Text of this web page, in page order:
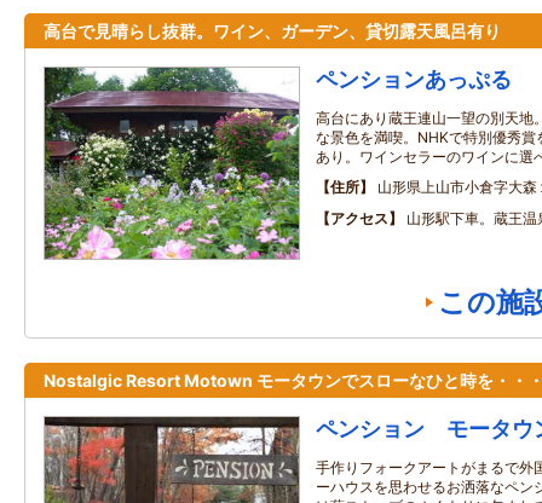
高台で見晴らし抜群。ワイン、ガーデン、貸切露天風呂有り
ペンションあっぷる
高台にあり蔵王連山一望の別天地
な景色を満喫。NHKで特別優秀
あり。ワインセラーのワインに選
住所
山形県上山市小倉字大森
アクセス
山形駅下車。蔵王
この施
Nostalgic Resort Motown モータウンでスローなひと時を・・
ペンション モータウ
手作りフォークアートがまるで外
ーハウスを思わせるお洒落なペン